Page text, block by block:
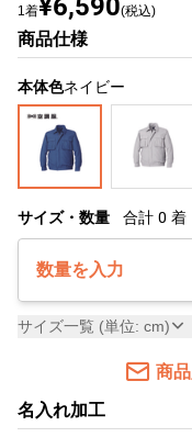
1着¥6,590(税込)
商品仕様
本体色ネイビー
サイズ・数量 合計 0 着
数量を入力
サイズ一覧 (単位: cm)
商
名入れ加工